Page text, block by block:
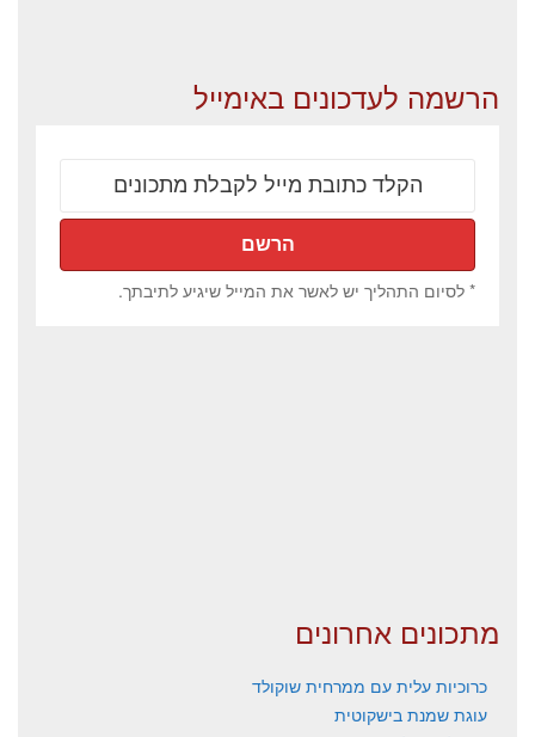
הרשמה לעדכונים באימייל
* לסיום התהליך יש לאשר את המייל שיגיע לתיבתך.
מתכונים אחרונים
כרוכיות עלית עם ממרחית שוקולד
עוגת שמנת בישקוטית